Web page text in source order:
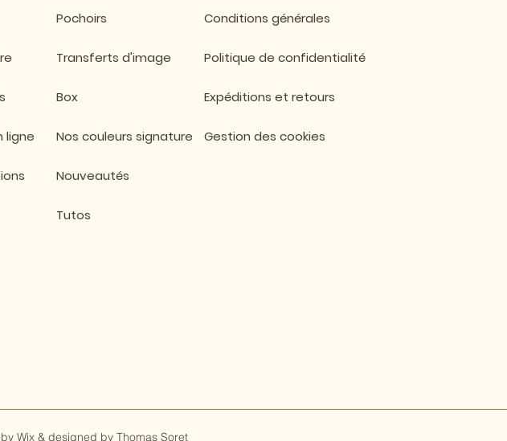
ligne
Pochoirs
Transferts d'image
Box
Nos couleurs signature
Nouveautés
Tutos
Conditions générales
Politique de confidentialité
Expéditions et retours
Gestion des cookies
Wix & designed by Thomas Soret